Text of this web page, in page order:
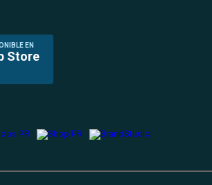
EN
Store